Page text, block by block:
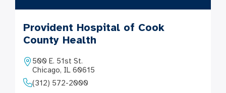
Provident Hospital of Cook
County Health
500 E. 51st St.
Chicago, IL 60615
(312) 572-2000